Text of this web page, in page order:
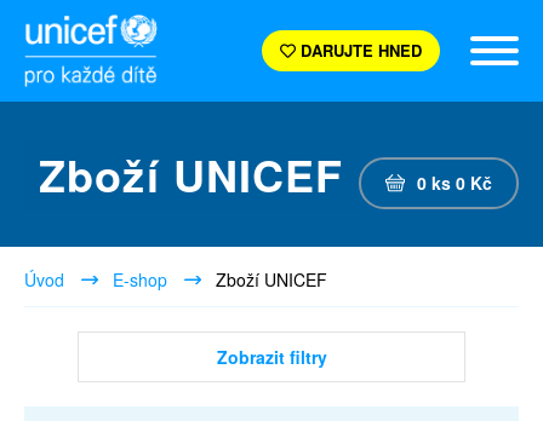
DARUJTE HNED
Zboží UNICEF 0 ks 0 Kč
Úvod E-shop Zboží UNICEF
Zobrazit filtry